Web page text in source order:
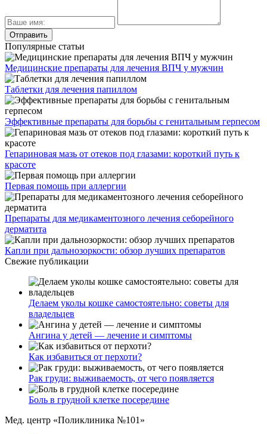
Популярные статьи
Медицинские препараты для лечения ВПЧ у мужчин
Таблетки для лечения папиллом
Эффективные препараты для борьбы с генитальным герпесом
Гепариновая мазь от отеков под глазами: короткий путь к
красоте
Первая помощь при аллергии
Препараты для медикаментозного лечения себорейного
дерматита
Капли при дальнозоркости: обзор лучших препаратов
Свежие публикации
Делаем уколы кошке самостоятельно: советы для
владельцев
Ангина у детей — лечение и симптомы
Как избавиться от перхоти?
Рак груди: выживаемость, от чего появляется
Боль в грудной клетке посередине
Мед. центр «Поликлиника №101»